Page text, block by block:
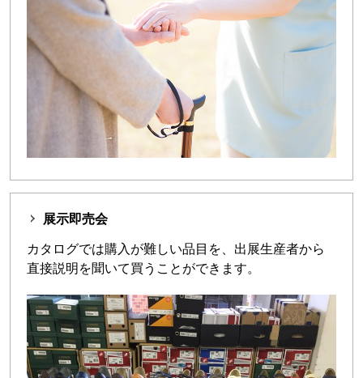
展示即売会
カタログでは購入が難しい品目を、出展生産者から
直接説明を聞いて買うことができます。